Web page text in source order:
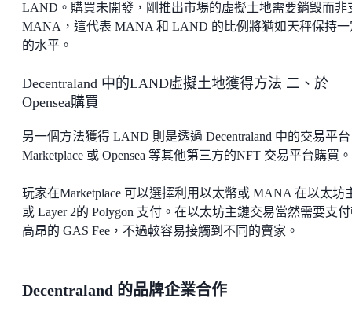
LAND。購買未開發，剛推出市場的虛擬土地需要銷毁而非
MANA，這代表 MANA 和 LAND 的比例將猶如天秤保持一
的水平。
Decentraland 中的LAND虛擬土地獲得方法 二、於
Opensea購買
另一個方法獲得 LAND 則是透過 Decentraland 中的交易平台
Marketplace 或 Opensea 等其他第三方的NFT 交易平台購買。
玩家在Marketplace 可以選擇利用以太幣或 MANA 在以太坊
或 Layer 2的 Polygon 支付。在以太坊主鏈交易當然需要支
高昂的 GAS Fee，不過較容易接觸到不同的賣家。
Decentraland 的品牌企業合作